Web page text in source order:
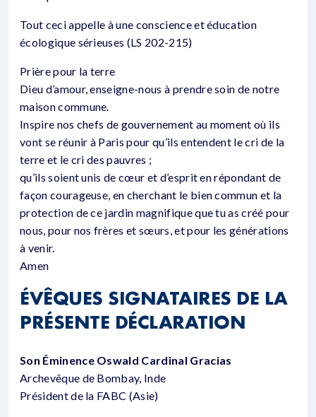
Tout ceci appelle à une conscience et éducation
écologique sérieuses (LS 202-215)
Prière pour la terre
Dieu d’amour, enseigne-nous à prendre soin de notre
maison commune.
Inspire nos chefs de gouvernement au moment où ils
vont se réunir à Paris pour qu’ils entendent le cri de la
terre et le cri des pauvres ;
qu’ils soient unis de cœur et d’esprit en répondant de
façon courageuse, en cherchant le bien commun et la
protection de ce jardin magnifique que tu as créé pour
nous, pour nos frères et sœurs, et pour les générations
à venir.
Amen
ÉVÊQUES SIGNATAIRES DE LA
PRÉSENTE DÉCLARATION
Son Éminence Oswald Cardinal Gracias
Archevêque de Bombay, Inde
Président de la FABC (Asie)